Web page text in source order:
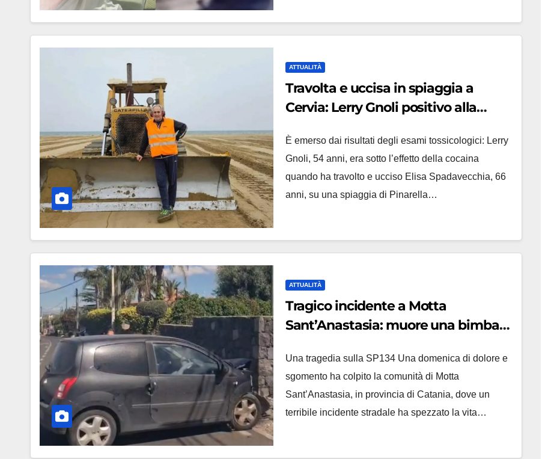
ATTUALITÀ
Travolta e uccisa in spiaggia a
Cervia: Lerry Gnoli positivo alla
È emerso dai risultati degli esami tossicologici: Lerry
Gnoli, 54 anni, era sotto l’effetto della cocaina
quando ha travolto e ucciso Elisa Spadavecchia, 66
anni, su una spiaggia di Pinarella…
ATTUALITÀ
Tragico incidente a Motta
Sant’Anastasia: muore una bimba
Una tragedia sulla SP134 Una domenica di dolore e
sgomento ha colpito la comunità di Motta
Sant’Anastasia, in provincia di Catania, dove un
terribile incidente stradale ha spezzato la vita…